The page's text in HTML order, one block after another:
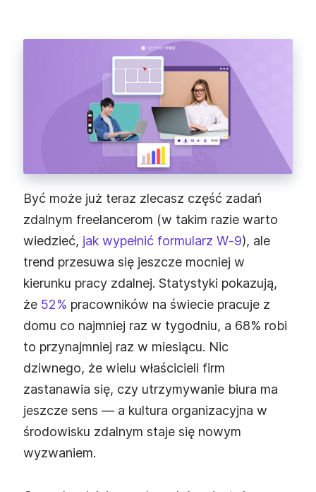
Być może już teraz zlecasz część zadań
zdalnym freelancerom (w takim razie warto
wiedzieć, jak wypełnić formularz W‑9), ale
trend przesuwa się jeszcze mocniej w
kierunku pracy zdalnej. Statystyki pokazują,
że 52% pracowników na świecie pracuje z
domu co najmniej raz w tygodniu, a 68% robi
to przynajmniej raz w miesiącu. Nic
dziwnego, że wielu właścicieli firm
zastanawia się, czy utrzymywanie biura ma
jeszcze sens — a kultura organizacyjna w
środowisku zdalnym staje się nowym
wyzwaniem.